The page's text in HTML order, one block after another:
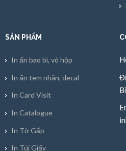
SẢN PHẨM
In ấn bao bì, vỏ hộp
In ấn tem nhãn, decal
In Card Visit
In Catalogue
In Tờ Gấp
In Túi Giấy